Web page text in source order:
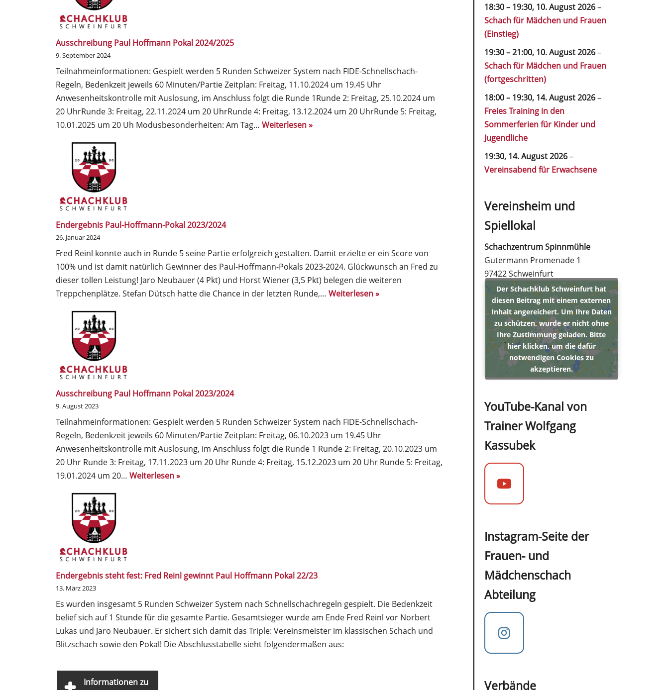
Ausschreibung Paul Hoffmann Pokal 2024/2025
9. September 2024
Teilnahmeinformationen: Gespielt werden 5 Runden Schweizer System nach FIDE-Schnellschach-
Regeln, Bedenkzeit jeweils 60 Minuten/Partie Zeitplan: Freitag, 11.10.2024 um 19.45 Uhr
Anwesenheitskontrolle mit Auslosung, im Anschluss folgt die Runde 1Runde 2: Freitag, 25.10.2024 um
20 UhrRunde 3: Freitag, 22.11.2024 um 20 UhrRunde 4: Freitag, 13.12.2024 um 20 UhrRunde 5: Freitag,
10.01.2025 um 20 Uh Modusbesonderheiten: Am Tag… Weiterlesen »
Endergebnis Paul-Hoffmann-Pokal 2023/2024
26. Januar 2024
Fred Reinl konnte auch in Runde 5 seine Partie erfolgreich gestalten. Damit erzielte er ein Score von
100% und ist damit natürlich Gewinner des Paul-Hoffmann-Pokals 2023-2024. Glückwunsch an Fred zu
dieser tollen Leistung! Jaro Neubauer (4 Pkt) und Horst Wiener (3,5 Pkt) belegen die weiteren
Treppchenplätze. Stefan Dütsch hatte die Chance in der letzten Runde,… Weiterlesen »
Ausschreibung Paul Hoffmann Pokal 2023/2024
9. August 2023
Teilnahmeinformationen: Gespielt werden 5 Runden Schweizer System nach FIDE-Schnellschach-
Regeln, Bedenkzeit jeweils 60 Minuten/Partie Zeitplan: Freitag, 06.10.2023 um 19.45 Uhr
Anwesenheitskontrolle mit Auslosung, im Anschluss folgt die Runde 1 Runde 2: Freitag, 20.10.2023 um
20 Uhr Runde 3: Freitag, 17.11.2023 um 20 Uhr Runde 4: Freitag, 15.12.2023 um 20 Uhr Runde 5: Freitag,
19.01.2024 um 20… Weiterlesen »
Endergebnis steht fest: Fred Reinl gewinnt Paul Hoffmann Pokal 22/23
13. März 2023
Es wurden insgesamt 5 Runden Schweizer System nach Schnellschachregeln gespielt. Die Bedenkzeit
belief sich auf 1 Stunde für die gesamte Partie. Gesamtsieger wurde am Ende Fred Reinl vor Norbert
Lukas und Jaro Neubauer. Er sichert sich damit das Triple: Vereinsmeister im klassischen Schach und
Blitzschach sowie den Pokal! Die Abschlusstabelle sieht folgendermaßen aus:
Informationen zu
18:30– 19:30, 10. August 2026–
Schach für Mädchen und Frauen
(Einstieg)
19:30–21:00, 10. August 2026–
Schach für Mädchen und Frauen
(fortgeschritten)
18:00– 19:30, 14. August 2026–
Freies Training in den
Sommerferien für Kinder und
Jugendliche
19:30, 14. August 2026–
Vereinsabend für Erwachsene
Vereinsheim und
Spiellokal
Schachzentrum Spinnmühle
Gutermann Promenade 1
97422 Schweinfurt
Der Schachklub Schweinfurt hat
diesen Beitrag mit einem externen
Inhalt angereichert. Um Ihre Daten
zu schützen, wurde er nicht ohne
Ihre Zustimmung geladen. Bitte
hier klicken, um die dafür
notwendigen Cookies zu
akzeptieren.
YouTube-Kanal von
Trainer Wolfgang
Kassubek
Instagram-Seite der
Frauen- und
Mädchenschach
Abteilung
Verbände